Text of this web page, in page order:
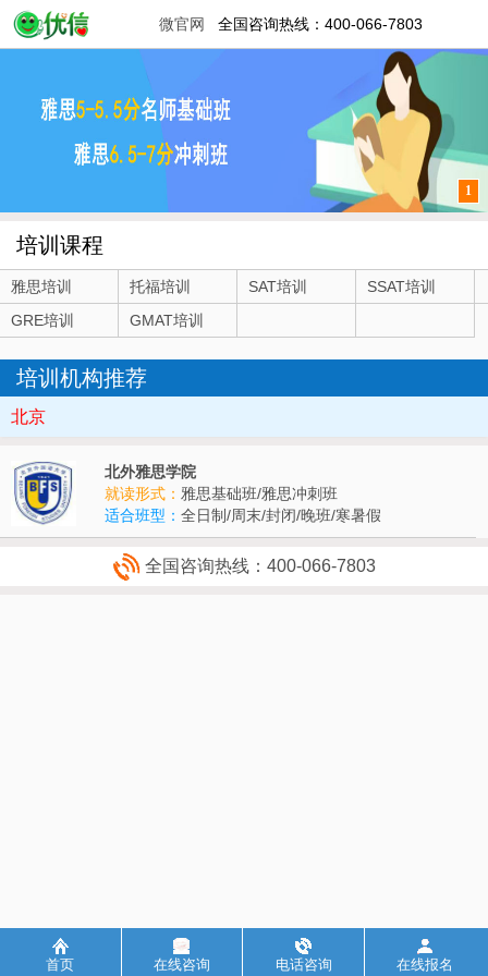
微官网 全国咨询热线：400-066-7803
1
培训课程
雅思培训 托福培训 SAT培训
SSAT培训
GRE培训
GMAT培训
培训机构推荐
北京
北外雅思学院
就读形式： 雅思基础班/雅思冲刺班
适合班型：全日制/周末/封闭/晚班/寒暑假
全国咨询热线：400-066-7803
首页 在线咨询 电话咨询 在线报名